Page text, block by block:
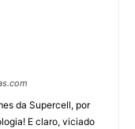
da Supercell, por
E claro, viciado